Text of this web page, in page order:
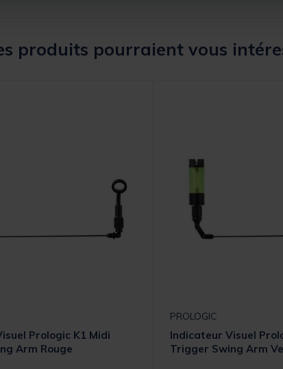
produits pourraient vous
Prologic K1 Midi
Arm Rouge
PROLOGIC
Indicateur Visuel
Trigger Swing Arm